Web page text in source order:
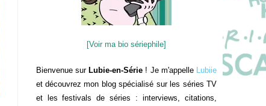
[Voir ma bio sériephile]
Bienvenue sur Lubie-en-Série ! Je m'appelle Lubiie
et découvrez mon blog spécialisé sur les séries TV
et les festivals de séries : interviews, citations,